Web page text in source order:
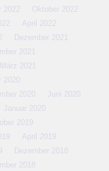
2022
Oktober 2022
April 2022
Dezember 2021
2021
März 2021
2020
2020
Juni 2020
Januar 2020
2019
April 2019
Dezember 2018
2018